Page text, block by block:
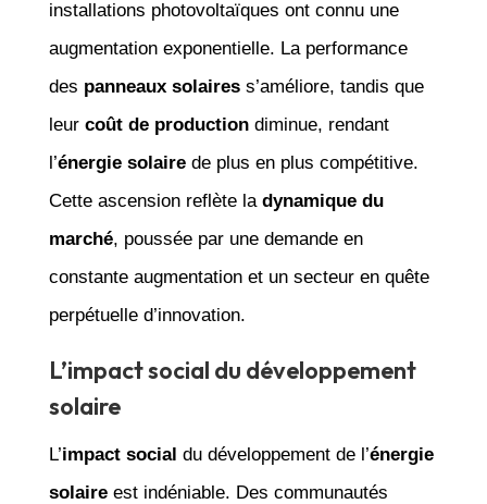
installations photovoltaïques ont connu une
augmentation exponentielle. La performance
des panneaux solairess’améliore, tandis que
leur coût de productiondiminue, rendant
l’énergie solairede plus en plus compétitive.
Cette ascension reflète la dynamique du
marché, poussée par une demande en
constante augmentation et un secteur en quête
perpétuelle d’innovation.
L’impact social du développement
solaire
L’impact social du développement de l’énergie
solaireest indéniable. Des communautés